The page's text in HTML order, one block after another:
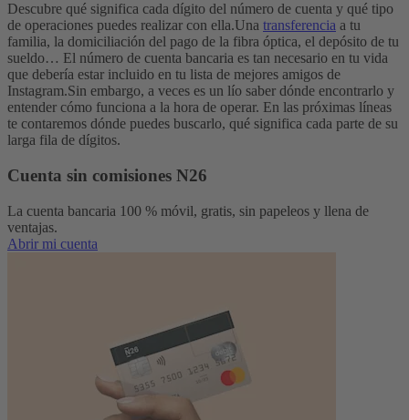
Descubre qué significa cada dígito del número de cuenta y qué tipo
de operaciones puedes realizar con ella.Una transferencia a tu
familia, la domiciliación del pago de la fibra óptica, el depósito de tu
sueldo… El número de cuenta bancaria es tan necesario en tu vida
que debería estar incluido en tu lista de mejores amigos de
Instagram.Sin embargo, a veces es un lío saber dónde encontrarlo y
entender cómo funciona a la hora de operar. En las próximas líneas
te contaremos dónde puedes buscarlo, qué significa cada parte de su
larga fila de dígitos.
Cuenta sin comisiones N26
La cuenta bancaria 100 % móvil, gratis, sin papeleos y llena de
ventajas.
Abrir mi cuenta